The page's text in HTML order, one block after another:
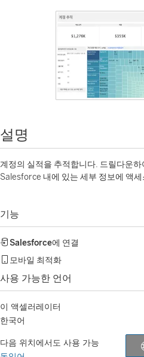
설명
계정의 실적을 추적합니다. 드릴다운
Salesforce 내에 있는 세부 정보에 액
기능
Salesforce에 연결
모바일 최적화
사용 가능한 언어
이 액셀러레이터
한국어
다음 위치에서도 사용 가능